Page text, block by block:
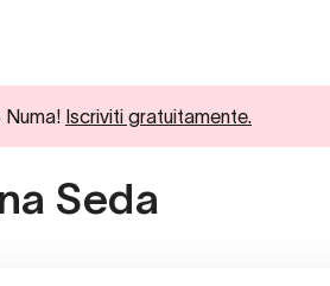
Iscriviti gratuitamente.
Seda